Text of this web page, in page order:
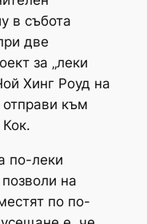
в събота
две
за „леки
Хинг Роуд на
към
по-леки
на
по по-